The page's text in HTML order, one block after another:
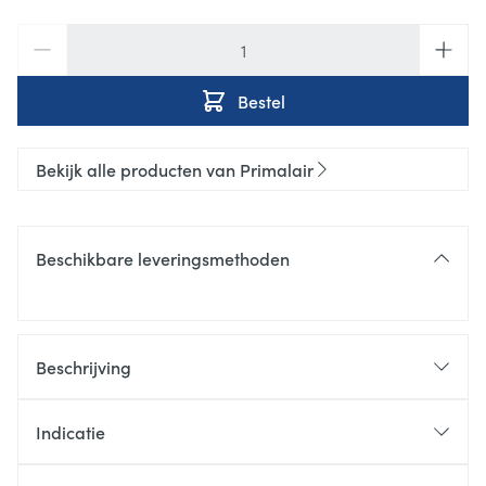
Bestel
Bekijk alle producten van Primalair
Beschikbare leveringsmethoden
Beschrijving
Indicatie